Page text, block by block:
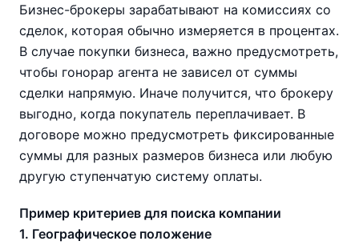
Бизнес-брокеры зарабатывают на комиссиях со
сделок, которая обычно измеряется в процентах.
В случае покупки бизнеса, важно предусмотреть,
чтобы гонорар агента не зависел от суммы
сделки напрямую. Иначе получится, что брокеру
выгодно, когда покупатель переплачивает. В
договоре можно предусмотреть фиксированные
суммы для разных размеров бизнеса или любую
другую ступенчатую систему оплаты.
Пример критериев для поиска компании
1. Географическое положение